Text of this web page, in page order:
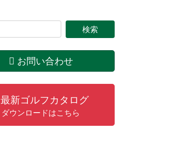
お問い合わせ
最新ゴルフカタログ
ダウンロードはこちら